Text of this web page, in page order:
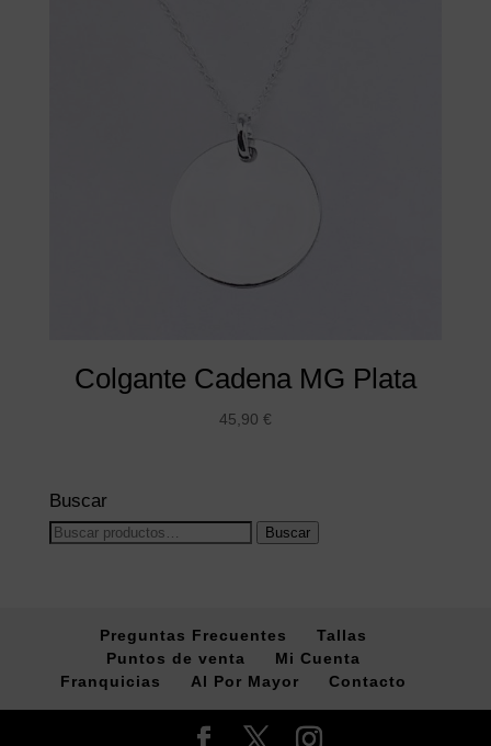
Colgante Cadena MG Plata
45,90 €
Buscar
Buscar
Buscar
Preguntas Frecuentes
Tallas
Puntos de venta
Mi Cuenta
Franquicias
Al Por Mayor Contacto